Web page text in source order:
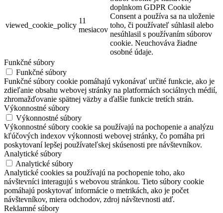
viewed_cookie_policy
11
mesiacov
doplnkom GDPR Cookie
Consent a používa sa na uloženie
toho, či používateľ súhlasil alebo
nesúhlasil s používaním súborov
cookie. Neuchováva žiadne
osobné údaje.
Funkčné súbory
Funkčné súbory
Funkčné súbory cookie pomáhajú vykonávať určité funkcie, ako je
zdieľanie obsahu webovej stránky na platformách sociálnych médií,
zhromažďovanie spätnej väzby a ďalšie funkcie tretích strán.
Výkonnostné súbory
Výkonnostné súbory
Výkonnostné súbory cookie sa používajú na pochopenie a analýzu
kľúčových indexov výkonnosti webovej stránky, čo pomáha pri
poskytovaní lepšej používateľskej skúsenosti pre návštevníkov.
Analytické súbory
Analytické súbory
Analytické cookies sa používajú na pochopenie toho, ako
návštevníci interagujú s webovou stránkou. Tieto súbory cookie
pomáhajú poskytovať informácie o metrikách, ako je počet
návštevníkov, miera odchodov, zdroj návštevnosti atď.
Reklamné súbory